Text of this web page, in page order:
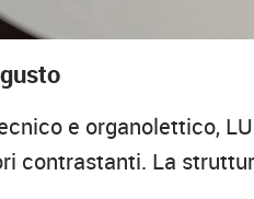
e organolettico,
contrastanti. La